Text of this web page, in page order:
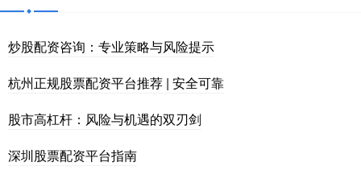
炒股配资咨询：专业策略与风险提示
杭州正规股票配资平台推荐 | 安全可靠
股市高杠杆：风险与机遇的双刃剑
深圳股票配资平台指南